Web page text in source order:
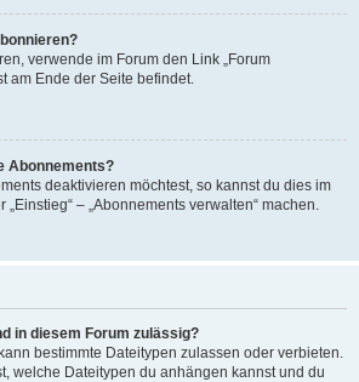
verwende im Forum den Link „Forum
am Ende der Seite befindet.
Abonnements?
deaktivieren möchtest, so kannst du dies im
– „Abonnements verwalten“ machen.
in diesem Forum zulässig?
bestimmte Dateitypen zulassen oder verbieten.
welche Dateitypen du anhängen kannst und du